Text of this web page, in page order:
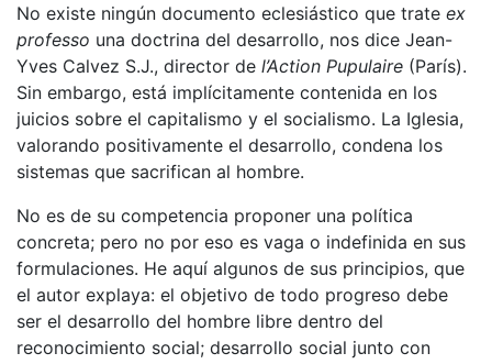
No existe ningún documento eclesiástico que trate ex
professo una doctrina del desarrollo, nos dice Jean-
Yves Calvez S.J., director de l’Action Pupulaire (París).
Sin embargo, está implícitamente contenida en los
juicios sobre el capitalismo y el socialismo. La Iglesia,
valorando positivamente el desarrollo, condena los
sistemas que sacrifican al hombre.
No es de su competencia proponer una política
concreta; pero no por eso es vaga o indefinida en sus
formulaciones. He aquí algunos de sus principios, que
el autor explaya: el objetivo de todo progreso debe
ser el desarrollo del hombre libre dentro del
reconocimiento social; desarrollo social junto con